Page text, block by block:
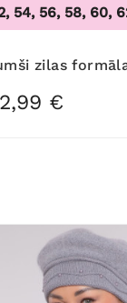
56, 58, 60, 62,
zilas
€